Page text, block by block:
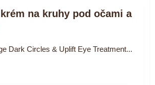
na kruhy pod očami a
Dark Circles & Uplift Eye Treatment...